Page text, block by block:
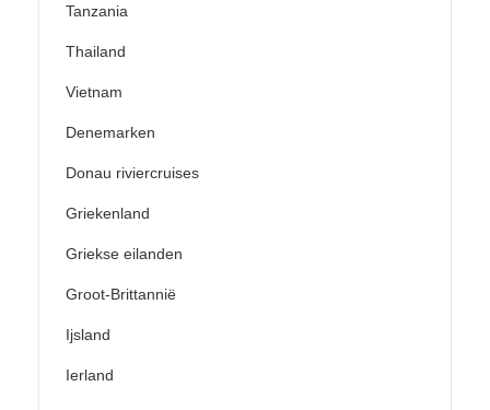
Tanzania
Thailand
Vietnam
Denemarken
Donau riviercruises
Griekenland
Griekse eilanden
Groot-Brittannië
Ijsland
Ierland